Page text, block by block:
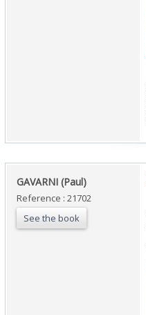
‎GAVARNI (Paul)‎
Reference : 21702
See the book